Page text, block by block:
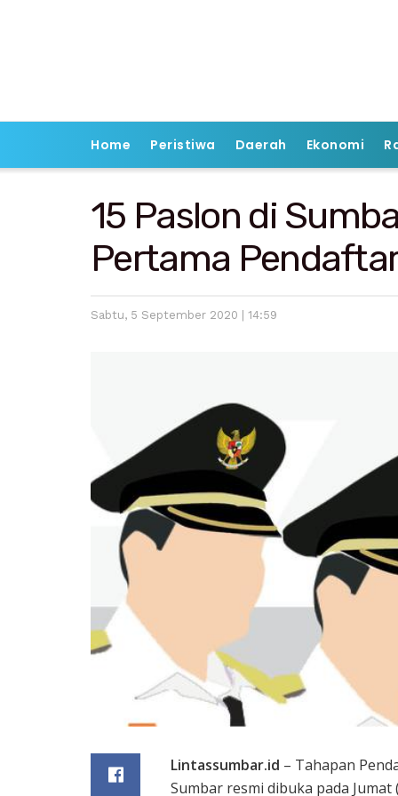
Home Peristiwa Daerah Ekonomi
15 Paslon di
Pertama
Sabtu, 5 September 2020 | 14:59
Lintassumbar.id – Tahapan
Sumbar resmi dibuka pada